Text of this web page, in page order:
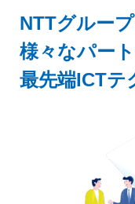
NTTグルー
NTTグルー
様々なパー
最先端ICTテ